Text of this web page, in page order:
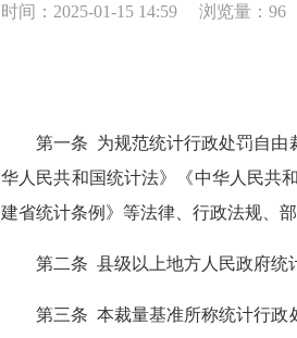
时间：2025-01-15 14:59 浏览量： 96
第一条 为规范统计行政处罚自由裁
华人民共和国统计法》《中华人民共
建省统计条例》等法律、行政法规、
第二条 县级以上地方人民政府统计
第三条 本裁量基准所称统计行政处